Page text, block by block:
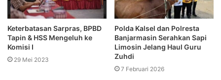
Keterbatasan Sarpras, BPBD
Tapin & HSS Mengeluh ke
Komisi I
29 Mei 2023
Polda Kalsel dan Polresta
Banjarmasin Serahkan Sapi
Limosin Jelang Haul Guru
Zuhdi
7 Februari 2026